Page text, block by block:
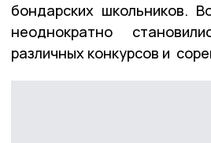
бондарских школьников.
неоднократно
различных конкурсов и